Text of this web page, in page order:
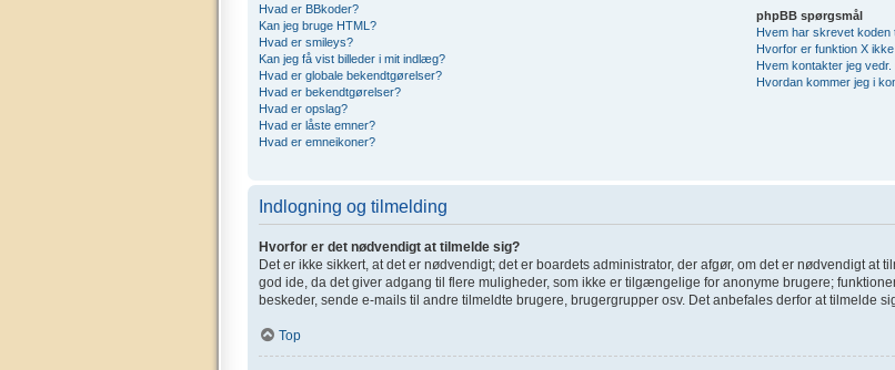
Hvad er BBkoder?
Kan jeg bruge HTML?
Hvad er smileys?
Kan jeg få vist billeder i mit indlæg?
Hvad er globale bekendtgørelser?
Hvad er bekendtgørelser?
Hvad er opslag?
Hvad er låste emner?
Hvad er emneikoner?
phpBB spørgsmål
Hvem har skrevet koden
Hvorfor er funktion X
Hvem kontakter jeg
Hvordan kommer jeg i
Indlogning og tilmelding
Hvorfor er det nødvendigt at tilmelde sig?
Det er ikke sikkert, at det er nødvendigt; det er boardets administrator, der afgør, om det er nødvendigt
god ide, da det giver adgang til flere muligheder, som ikke er tilgængelige for anonyme brugere;
beskeder, sende e-mails til andre tilmeldte brugere, brugergrupper osv. Det anbefales derfor at tilmelde
Top